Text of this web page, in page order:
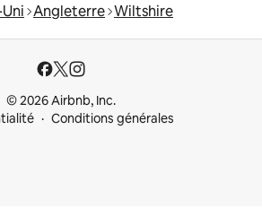
Angleterre Wiltshire
© 2026 Airbnb, Inc.
Conditions générales